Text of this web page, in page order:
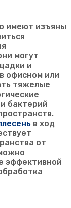
имеют изъяны
могут
и
офисном или
тяжелые
бактерий
в ход
от
эффективной
и плесенью